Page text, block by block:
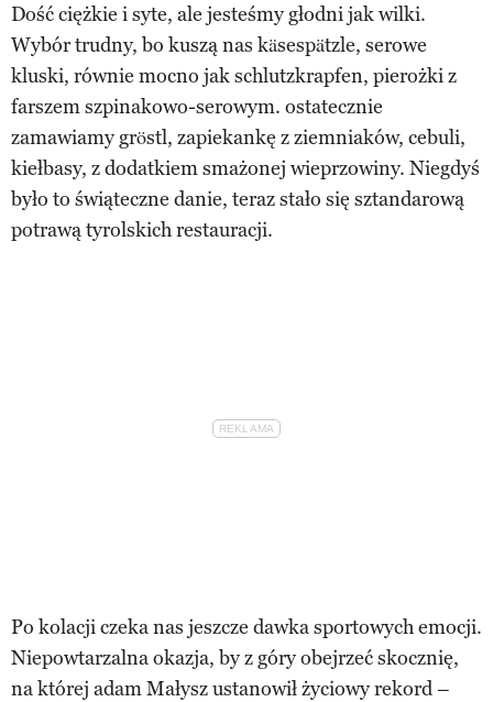
Dość ciężkie i syte, ale jesteśmy głodni jak wilki.
Wybór trudny, bo kuszą nas käsespätzle, serowe
kluski, równie mocno jak schlutzkrapfen, pierożki z
farszem szpinakowo-serowym. ostatecznie
zamawiamy gröstl, zapiekankę z ziemniaków, cebuli,
kiełbasy, z dodatkiem smażonej wieprzowiny. Niegdyś
było to świąteczne danie, teraz stało się sztandarową
potrawą tyrolskich restauracji.
Po kolacji czeka nas jeszcze dawka sportowych emocji.
Niepowtarzalna okazja, by z góry obejrzeć skocznię,
na której adam Małysz ustanowił życiowy rekord –